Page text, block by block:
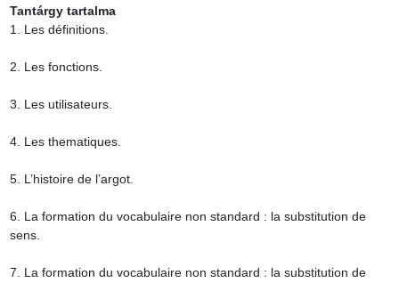
Tantárgy tartalma
1. Les définitions.
2. Les fonctions.
3. Les utilisateurs.
4. Les thematiques.
5. L’histoire de l’argot.
6. La formation du vocabulaire non standard : la substitution de
sens.
7. La formation du vocabulaire non standard : la substitution de